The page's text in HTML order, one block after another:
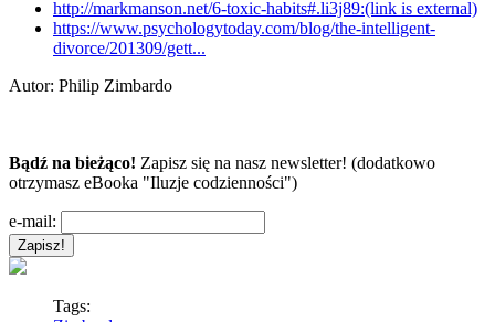
http://markmanson.net/6-toxic-habits#.li3j89:(link is external)
https://www.psychologytoday.com/blog/the-intelligent-
divorce/201309/gett...
Autor: Philip Zimbardo
Bądź na bieżąco! Zapisz się na nasz newsletter! (dodatkowo
otrzymasz eBooka "Iluzje codzienności")
e-mail:
Tags: